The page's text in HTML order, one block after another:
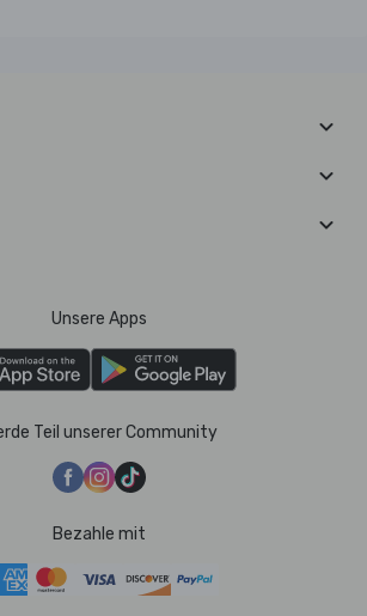
Unsere Apps
Teil unserer Community
Bezahle mit